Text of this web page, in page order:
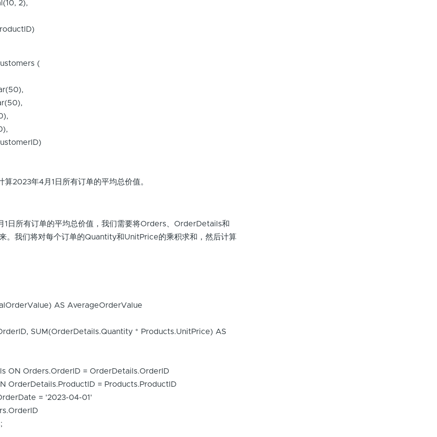
2),
(
算2023年4月1日所有订单的平均总价值。
1日所有订单的平均总价值，我们需要将Orders、OrderDetails和
。我们将对每个订单的Quantity和UnitPrice的乘积求和，然后计算
AS AverageOrderValue
SUM(OrderDetails.Quantity * Products.UnitPrice) AS
ON Orders.OrderID = OrderDetails.OrderID
OrderDetails.ProductID = Products.ProductID
= '2023-04-01'